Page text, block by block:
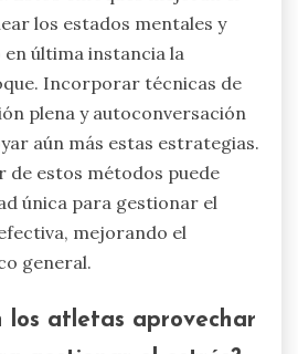
los atletas pueden utilizar
y de percepción. Las
implican anticipar
el éxito, mientras que las
se centran en la
presente y las
Estos enfoques mejoran el
los estados mentales y
última instancia la
plena y autoconversación
aún más estas estrategias.